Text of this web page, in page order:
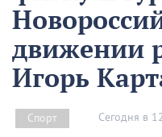
движении
Игорь
Спорт Сегодня в